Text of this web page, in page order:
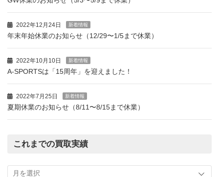
2022年12月24日 新着情報
年末年始休業のお知らせ（12/29〜1/5まで休業）
2022年10月10日 新着情報
A-SPORTSは「15周年」を迎えました！
2022年7月25日 新着情報
夏期休業のお知らせ（8/11〜8/15まで休業）
これまでの買取実績